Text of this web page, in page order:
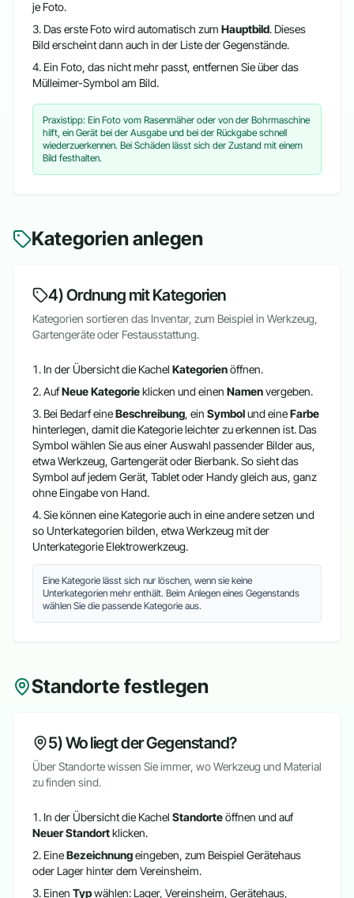
je Foto.
Das erste Foto wird automatisch zum Hauptbild. Dieses
Bild erscheint dann auch in der Liste der Gegenstände.
Ein Foto, das nicht mehr passt, entfernen Sie über das
Mülleimer-Symbol am Bild.
Praxistipp: Ein Foto vom Rasenmäher oder von der Bohrmaschine
hilft, ein Gerät bei der Ausgabe und bei der Rückgabe schnell
wiederzuerkennen. Bei Schäden lässt sich der Zustand mit einem
Bild festhalten.
Kategorien anlegen
4) Ordnung mit Kategorien
Kategorien sortieren das Inventar, zum Beispiel in Werkzeug,
Gartengeräte oder Festausstattung.
In der Übersicht die Kachel Kategorienöffnen.
AufNeue Kategorieklicken und einen Namenvergeben.
Bei Bedarf eineBeschreibung, ein Symbolund eineFarbe
hinterlegen, damit die Kategorie leichter zu erkennen ist. Das
Symbol wählen Sie aus einer Auswahl passender Bilder aus,
etwa Werkzeug, Gartengerät oder Bierbank. So sieht das
Symbol auf jedem Gerät, Tablet oder Handy gleich aus, ganz
ohne Eingabe von Hand.
Sie können eine Kategorie auch in eine andere setzen und
so Unterkategorien bilden, etwa Werkzeug mit der
Unterkategorie Elektrowerkzeug.
Eine Kategorie lässt sich nur löschen, wenn sie keine
Unterkategorien mehr enthält. Beim Anlegen eines Gegenstands
wählen Sie die passende Kategorie aus.
Standorte festlegen
5) Wo liegt der Gegenstand?
Über Standorte wissen Sie immer, wo Werkzeug und Material
zu finden sind.
In der Übersicht die Kachel Standorteöffnen und auf
Neuer Standortklicken.
EineBezeichnungeingeben, zum Beispiel Gerätehaus
oder Lager hinter dem Vereinsheim.
Einen Typwählen: Lager, Vereinsheim, Gerätehaus,